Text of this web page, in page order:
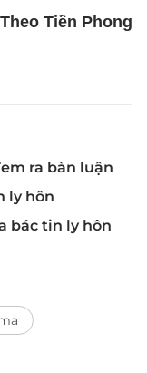
Theo Tiền Phong
ra bàn luận
ly hôn
bác tin ly hôn